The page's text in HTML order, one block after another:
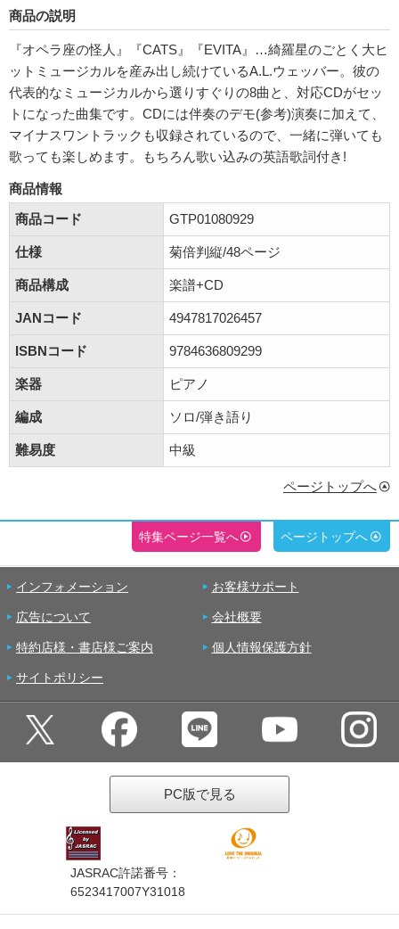
商品の説明
『オペラ座の怪人』『CATS』『EVITA』…綺羅星のごとく大ヒ
ットミュージカルを産み出し続けているA.L.ウェッバー。彼の
代表的なミュージカルから選りすぐりの8曲と、対応CDがセッ
トになった曲集です。CDには伴奏のデモ(参考)演奏に加えて、
マイナスワントラックも収録されているので、一緒に弾いても
歌っても楽しめます。もちろん歌い込みの英語歌詞付き!
商品情報
商品コード
GTP01080929
仕様 菊倍判縦/48ページ
商品構成 楽譜+CD
JANコード 4947817026457
ISBNコード 9784636809299
楽器 ピアノ
編成 ソロ/弾き語り
難易度 中級
ページトップへ
特集ページ一覧へ ページトップへ
インフォメーション お客様サポート
広告について 会社概要
特約店様・書店様ご案内 個人情報保護方針
サイトポリシー
PC版で見る
JASRAC許諾番号：
6523417007Y31018